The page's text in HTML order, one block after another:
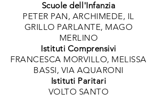
Scuole dell'Infanzia
PETER PAN, ARCHIMEDE, IL
GRILLO PARLANTE, MAGO
MERLINO
Istituti Comprensivi
FRANCESCA MORVILLO, MELISSA
BASSI, VIA AQUARONI
Istituti Paritari
VOLTO SANTO